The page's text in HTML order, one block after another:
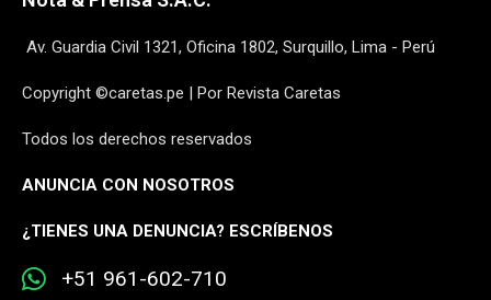
Av. Guardia Civil 1321, Oficina 1802, Surquillo, Lima - Perú
Copyright ©caretas.pe | Por Revista Caretas
Todos los derechos reservados
ANUNCIA CON NOSOTROS
¿TIENES UNA DENUNCIA? ESCRÍBENOS
+51 961-602-710